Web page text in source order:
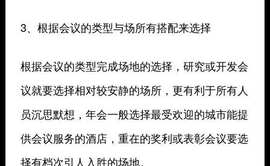
3、根据会议的类型与场所有搭配来选择
根据会议的类型完成场地的选择，研究或开发会
议就要选择相对较安静的场所，更有利于所有人
员沉思默想，年会一般选择最受欢迎的城市能提
供会议服务的酒店，重在的奖利或表彰会议要选
择有档次引人入胜的场地。